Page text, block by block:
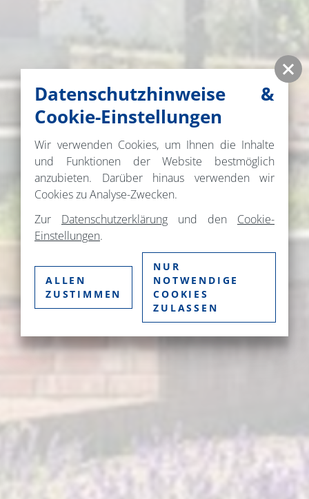
Datenschutzhinweise &
Cookie-Einstellungen
Wir verwenden Cookies, um Ihnen die Inhalte
und Funktionen der Website bestmöglich
anzubieten. Darüber hinaus verwenden wir
Cookies zu Analyse-Zwecken.
Zur Datenschutzerklärung und den Cookie-
Einstellungen.
ALLEN
ZUSTIMMEN
NUR
NOTWENDIGE
COOKIES
ZULASSEN